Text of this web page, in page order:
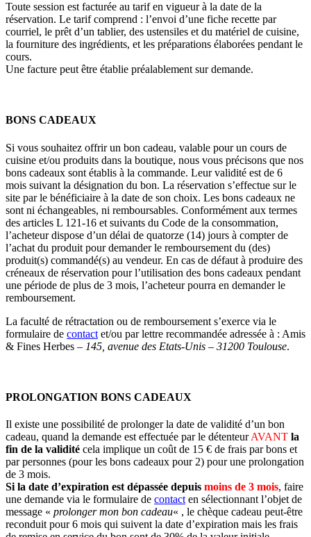
Toute session est facturée au tarif en vigueur à la date de la
réservation. Le tarif comprend : l’envoi d’une fiche recette par
courriel, le prêt d’un tablier, des ustensiles et du matériel de cuisine,
la fourniture des ingrédients, et les préparations élaborées pendant le
cours.
Une facture peut être établie préalablement sur demande.
BONS CADEAUX
Si vous souhaitez offrir un bon cadeau, valable pour un cours de
cuisine et/ou produits dans la boutique, nous vous précisons que nos
bons cadeaux sont établis à la commande. Leur validité est de 6
mois suivant la désignation du bon. La réservation s’effectue sur le
site par le bénéficiaire à la date de son choix. Les bons cadeaux ne
sont ni échangeables, ni remboursables. Conformément aux termes
des articles L 121-16 et suivants du Code de la consommation,
l’acheteur dispose d’un délai de quatorze (14) jours à compter de
l’achat du produit pour demander le remboursement du (des)
produit(s) commandé(s) au vendeur. En cas de défaut à produire des
créneaux de réservation pour l’utilisation des bons cadeaux pendant
une période de plus de 3 mois, l’acheteur pourra en demander le
remboursement.
La faculté de rétractation ou de remboursement s’exerce via le
formulaire de contact et/ou par lettre recommandée adressée à : Amis
& Fines Herbes – 145, avenue des Etats-Unis – 31200 Toulouse.
PROLONGATION BONS CADEAUX
Il existe une possibilité de prolonger la date de validité d’un bon
cadeau, quand la demande est effectuée par le détenteurAVANT la
fin de la validité cela implique un coût de 15 € de frais par bons et
par personnes (pour les bons cadeaux pour 2) pour une prolongation
de 3 mois.
Si la date d’expiration est dépassée depuis moins de 3 mois, faire
une demande via le formulaire de contact en sélectionnant l’objet de
message « prolonger mon bon cadeau« , le chèque cadeau peut-être
reconduit pour 6 mois qui suivent la date d’expiration mais les frais